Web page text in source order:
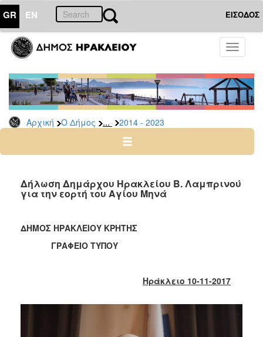
GR EN ΕΙΣΟΔΟΣ
Toggle
Αρχική Ο Δήμος ... 2014 - 2023
ΔΗΜΟΣ
Δήμαρχος
Ομιλίες
-
Χαιρετισμοί
-
2024
-
2023
2007
Έργου
Δήλωση Δημάρχου Ηρακλείου Β. Λαμπρινού
για την εορτή του Αγίου Μηνά
ΔΗΜΟΣ ΗΡΑΚΛΕΙΟΥ ΚΡΗΤΗΣ
ΓΡΑΦΕΙΟ ΤΥΠΟΥ
Ηράκλειο 10-11-2017